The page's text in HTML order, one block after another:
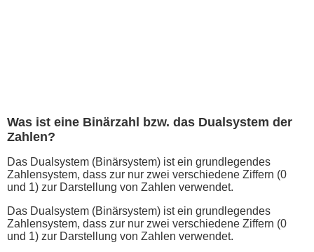
Was ist eine Binärzahl bzw. das Dualsystem der
Zahlen?
Das Dualsystem (Binärsystem) ist ein grundlegendes
Zahlensystem, dass zur nur zwei verschiedene Ziffern (0
und 1) zur Darstellung von Zahlen verwendet.
Das Dualsystem (Binärsystem) ist ein grundlegendes
Zahlensystem, dass zur nur zwei verschiedene Ziffern (0
und 1) zur Darstellung von Zahlen verwendet.